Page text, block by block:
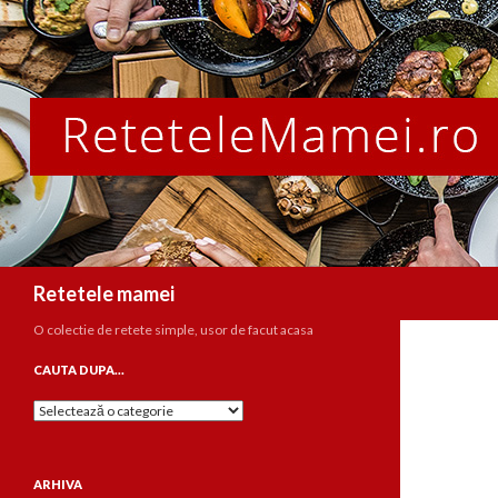
Retetele mamei
O colectie de retete simple, usor de facut acasa
CAUTA DUPA…
Cauta
ARHIVA